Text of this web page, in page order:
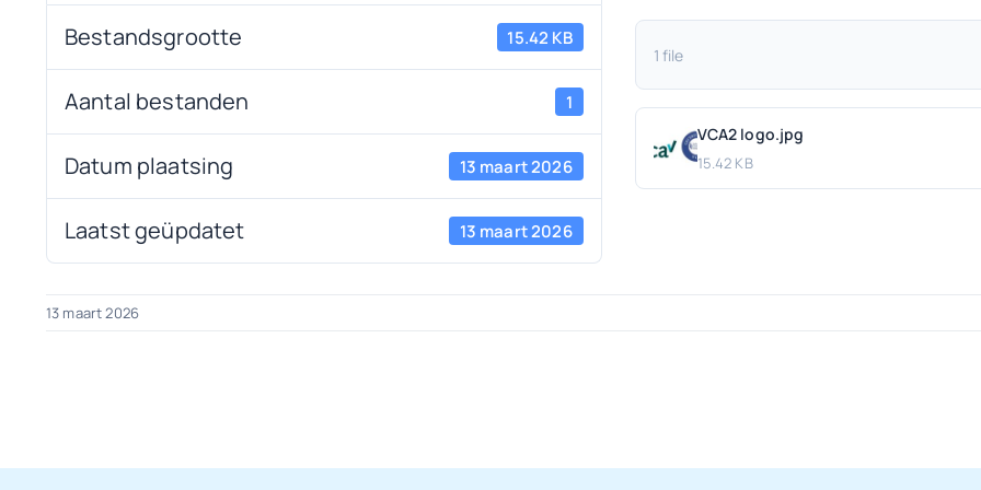
Bestandsgrootte 15.42 KB
Aantal bestanden 1
Datum plaatsing 13 maart 2026
Laatst geüpdatet 13 maart 2026
1 file
VCA2 logo.jpg
15.42 KB
13 maart 2026